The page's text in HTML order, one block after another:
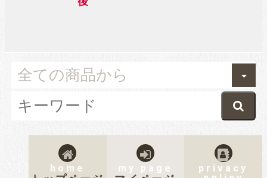
home my page
privacy